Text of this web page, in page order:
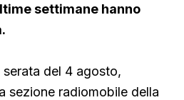
settimane hanno
serata del 4 agosto,
sezione radiomobile della